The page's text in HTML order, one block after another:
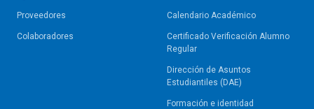
Proveedores
Colaboradores
Calendario Académico
Certificado Verificación Alumno
Regular
Dirección de Asuntos
Estudiantiles (DAE)
Formación e identidad